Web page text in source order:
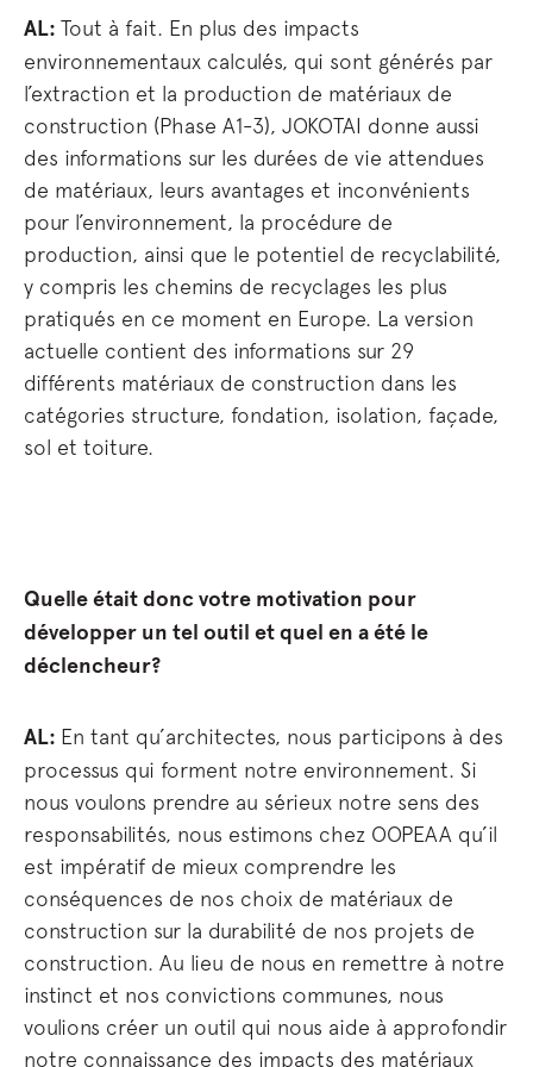
AL: Tout à fait. En plus des impacts
environnementaux calculés, qui sont générés par
l’extraction et la production de matériaux de
construction (Phase A1-3), JOKOTAI donne aussi
des informations sur les durées de vie attendues
de matériaux, leurs avantages et inconvénients
pour l’environnement, la procédure de
production, ainsi que le potentiel de recyclabilité,
y compris les chemins de recyclages les plus
pratiqués en ce moment en Europe. La version
actuelle contient des informations sur 29
différents matériaux de construction dans les
catégories structure, fondation, isolation, façade,
sol et toiture.
Quelle était donc votre motivation pour
développer un tel outil et quel en a été le
déclencheur?
AL: En tant qu’architectes, nous participons à des
processus qui forment notre environnement. Si
nous voulons prendre au sérieux notre sens des
responsabilités, nous estimons chez OOPEAA qu’il
est impératif de mieux comprendre les
conséquences de nos choix de matériaux de
construction sur la durabilité de nos projets de
construction. Au lieu de nous en remettre à notre
instinct et nos convictions communes, nous
voulions créer un outil qui nous aide à approfondir
notre connaissance des impacts des matériaux